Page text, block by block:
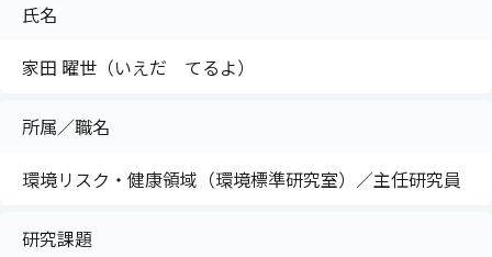
ウで開きます）
ンドウで開きます）
ウインドウで開きます）
氏名
家田 曜世（いえだ てるよ）
所属／職名
環境リスク・健康領域（環境標準研究室）／主任研究員
研究課題